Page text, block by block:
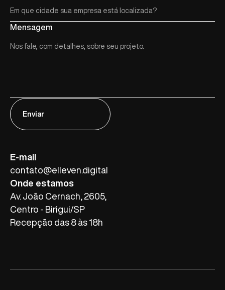
E-mail
contato@elleven.digital
Onde estamos
Av. João Cernach, 2605,
Centro - Birigui/SP
Recepção das 8 às 18h
Mensagem
Enviar